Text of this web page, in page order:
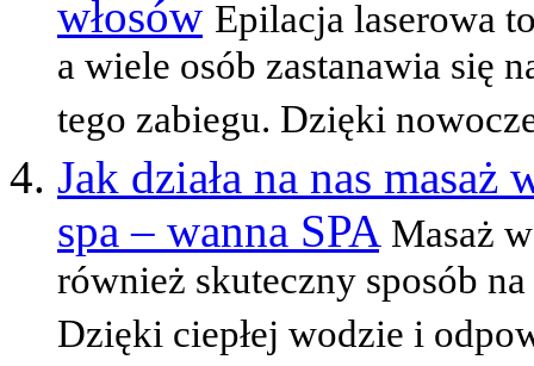
włosów Epilacja laserowa
a wiele osób zastanawia się
tego zabiegu. Dzięki
Jak działa na nas
spa – wanna SPA Masaż
również skuteczny sposób
Dzięki ciepłej wodzie i